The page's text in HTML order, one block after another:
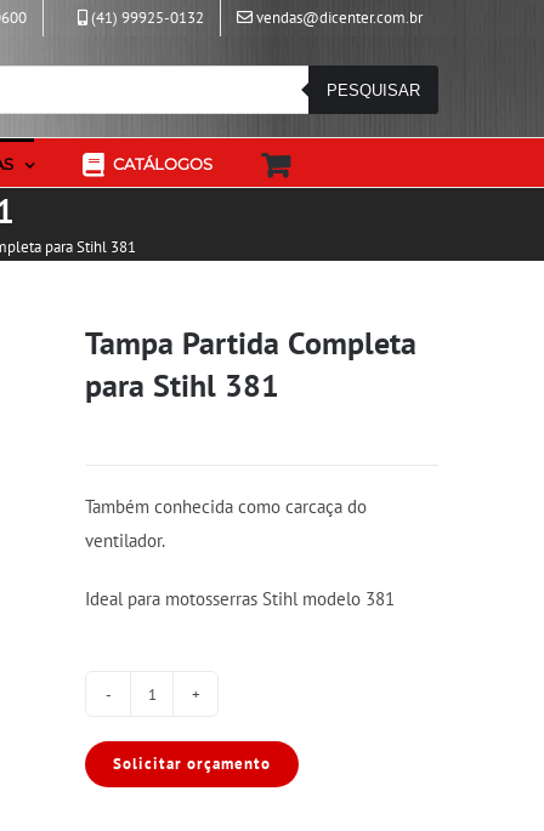
(41) 99925-0132 vendas@dicenter.com.br
PESQUISAR
CATÁLOGOS
para Stihl 381
Tampa Partida Completa
para Stihl 381
Também conhecida como carcaça do
ventilador.
Ideal para motosserras Stihl modelo 381
Partida
Completa
Solicitar orçamento